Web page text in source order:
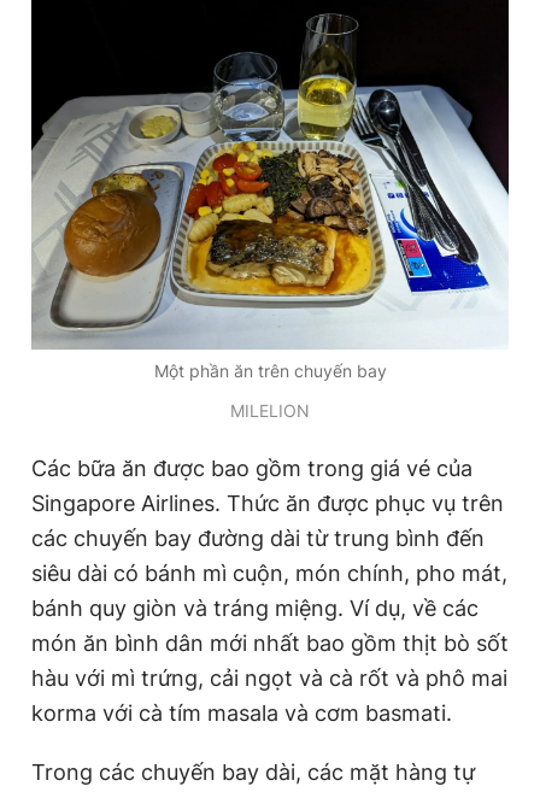
Một phần ăn trên chuyến bay
MILELION
Các bữa ăn được bao gồm trong giá vé của
Singapore Airlines. Thức ăn được phục vụ trên
các chuyến bay đường dài từ trung bình đến
siêu dài có bánh mì cuộn, món chính, pho mát,
bánh quy giòn và tráng miệng. Ví dụ, về các
món ăn bình dân mới nhất bao gồm thịt bò sốt
hàu với mì trứng, cải ngọt và cà rốt và phô mai
korma với cà tím masala và cơm basmati.
Trong các chuyến bay dài, các mặt hàng tự